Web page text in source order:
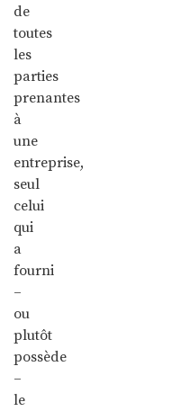
de
toutes
les
parties
prenantes
à
une
entreprise,
seul
celui
qui
a
fourni
–
ou
plutôt
possède
–
le